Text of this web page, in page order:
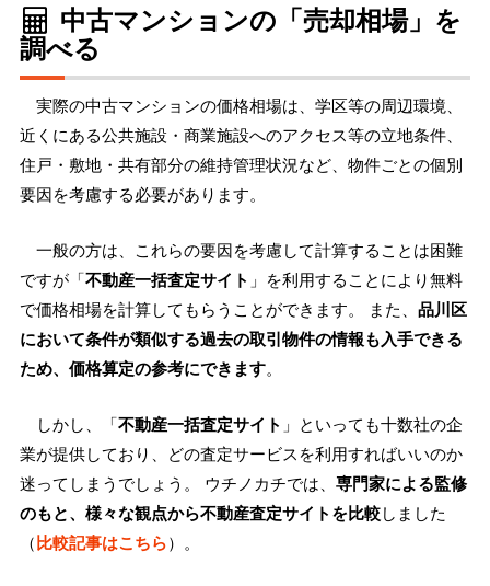
中古マンションの「売却相場」を
調べる
実際の中古マンションの価格相場は、学区等の周辺環境、
近くにある公共施設・商業施設へのアクセス等の立地条件、
住戸・敷地・共有部分の維持管理状況など、物件ごとの個別
要因を考慮する必要があります。
一般の方は、これらの要因を考慮して計算することは困難
ですが「不動産一括査定サイト 」を利用することにより無料
で価格相場を計算してもらうことができます。 また、 品川区
において条件が類似する過去の取引物件の情報も入手できる
ため、価格算定の参考にできます。
しかし、「不動産一括査定サイト 」といっても十数社の企
業が提供しており、どの査定サービスを利用すればいいのか
迷ってしまうでしょう。 ウチノカチでは、 専門家による監修
のもと、様々な観点から不動産査定サイトを比較しました
（比較記事はこちら）。